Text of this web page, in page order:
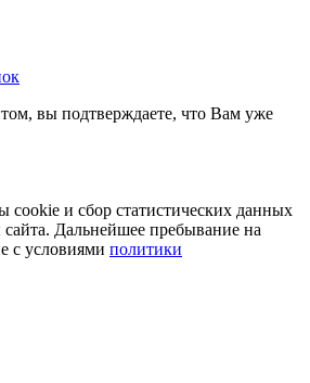
вы подтверждаете, что Вам уже
cookie и сбор статистических данных
Дальнейшее пребывание на
с условиями политики